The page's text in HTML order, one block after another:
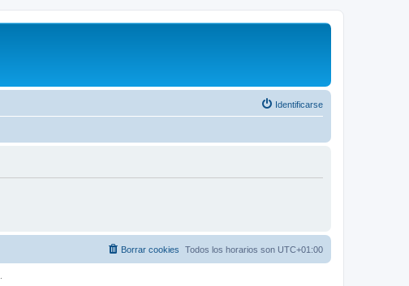
Identificarse
Todos los horarios son UTC+01:00
Borrar cookies